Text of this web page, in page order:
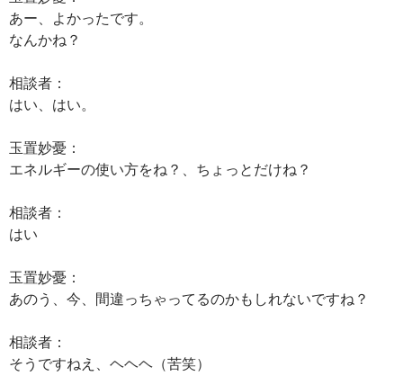
あー、よかったです。
なんかね？
相談者：
はい、はい。
玉置妙憂：
エネルギーの使い方をね？、ちょっとだけね？
相談者：
はい
玉置妙憂：
あのう、今、間違っちゃってるのかもしれないですね？
相談者：
そうですねえ、ヘヘヘ（苦笑）